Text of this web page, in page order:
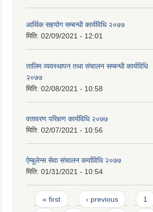
आर्थिक सहयोग सम्बन्धी कार्यविधि २०७७
मिति: 02/09/2021 - 12:01
तालिम व्यवस्थापन तथा संचालन सम्बन्धी कार्यविधि
२०७७
मिति: 02/08/2021 - 10:58
वतावरण परिक्षण कार्यविधि २०७७
मिति: 02/07/2021 - 10:56
ऐम्बुलेन्स सेवा संचालन कर्याविधि २०७७
मिति: 01/31/2021 - 10:54
Pages
« first ‹ previous 1